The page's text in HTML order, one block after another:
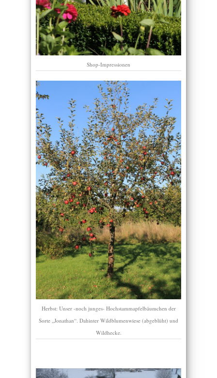
Shop-Impressionen
Herbst: Unser -noch junges- Hochstammapfelbäumchen der
Sorte „Jonathan“. Dahinter Wildblumenwiese (abgeblüht) und
Wildhecke.